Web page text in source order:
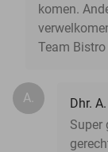
komen.
Team
A.
Dhr.
Super